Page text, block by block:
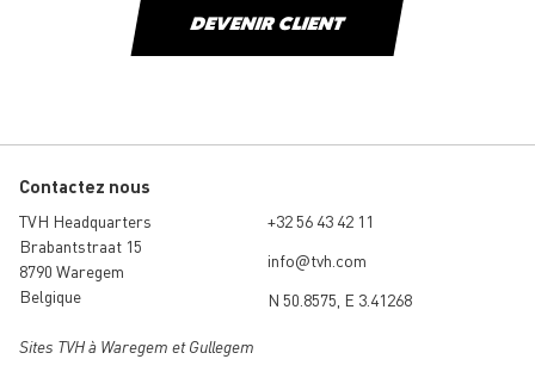
DEVENIR CLIENT
Contactez nous
TVH Headquarters
Brabantstraat 15
8790 Waregem
Belgique
Sites TVH à Waregem et Gullegem
+32 56 43 42 11
info@tvh.com
N 50.8575, E 3.41268